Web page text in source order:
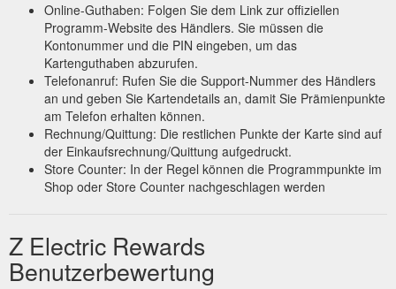
Online-Guthaben: Folgen Sie dem Link zur offiziellen
Programm-Website des Händlers. Sie müssen die
Kontonummer und die PIN eingeben, um das
Kartenguthaben abzurufen.
Telefonanruf: Rufen Sie die Support-Nummer des Händlers
an und geben Sie Kartendetails an, damit Sie Prämienpunkte
am Telefon erhalten können.
Rechnung/Quittung: Die restlichen Punkte der Karte sind auf
der Einkaufsrechnung/Quittung aufgedruckt.
Store Counter: In der Regel können die Programmpunkte im
Shop oder Store Counter nachgeschlagen werden
Z Electric Rewards
Benutzerbewertung